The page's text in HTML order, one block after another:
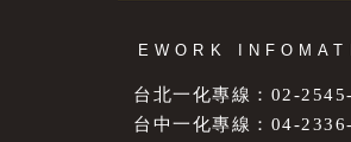
EWORK
台北一化專線：02-
台中一化專線：04-